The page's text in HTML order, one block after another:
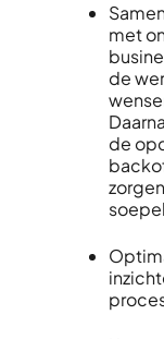
met
de
de